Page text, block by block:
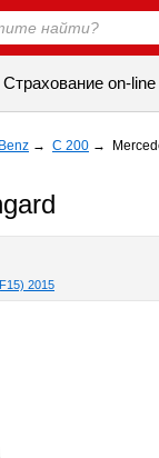
Cтрахование on-line
→ C 200 →
2015